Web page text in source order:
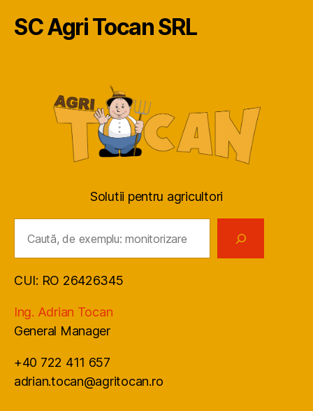
SC Agri Tocan SRL
Solutii pentru agricultori
CUI: RO 26426345
Ing. Adrian Tocan
General Manager
+40 722 411 657
adrian.tocan@agritocan.ro